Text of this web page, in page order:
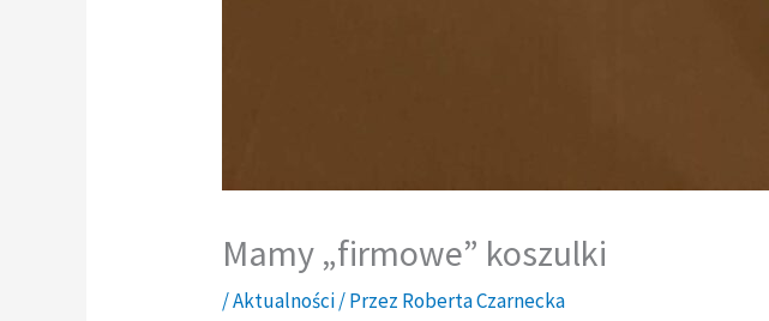
Mamy „firmowe” koszulki
/Aktualności/ Przez Roberta Czarnecka